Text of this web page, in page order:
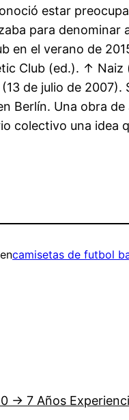
estar
para
en el verano de
Club (ed.). ↑ Naiz
de julio de
Berlín. Una obra
colectivo una idea
encamisetas de futbol
→ 7 Años